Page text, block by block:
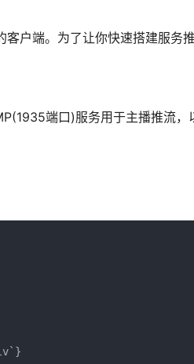
户端。为了让你快速搭建服务
端口)服务用于主播推流，